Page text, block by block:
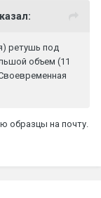
ретушь под
объем (11
образцы на почту.